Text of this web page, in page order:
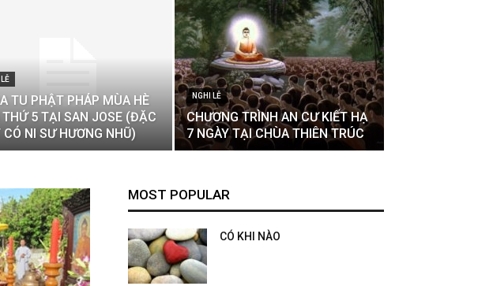
TU PHẬT PHÁP MÙA HÈ
5 TẠI SAN JOSE (ĐẶC
CÓ NI SƯ HƯƠNG NHŨ)
NGHI LỄ
CHƯƠNG TRÌNH AN CƯ KIẾT HẠ
7 NGÀY TẠI CHÙA THIÊN TRÚC
MOST POPULAR
CÓ KHI NÀO